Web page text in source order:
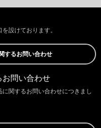
設けております。
するお問い合わせ
お問い合わせ
関するお問い合わせにつきまし